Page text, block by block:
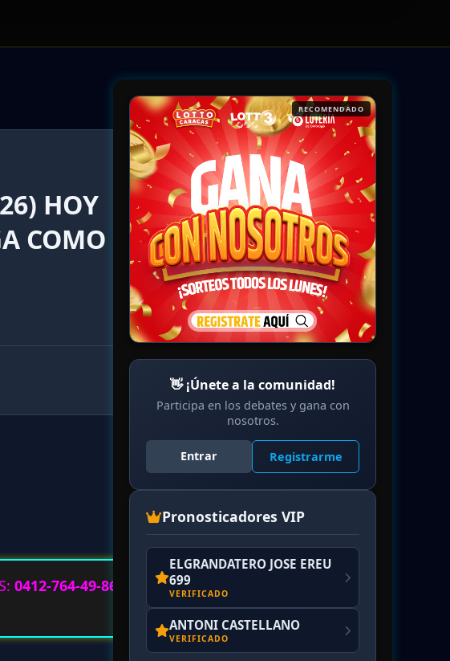
HOY
COMO
0412-764-49-86
RECOMENDADO
👋 ¡Únete a la comunidad!
Participa en los debates y gana con
nosotros.
Entrar Registrarme
Pronosticadores VIP
ELGRANDATERO JOSE EREU
699
VERIFICADO
ANTONI CASTELLANO
VERIFICADO